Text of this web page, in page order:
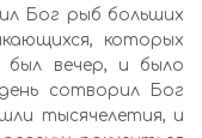
Бог рыб больших
которых
вечер, и было
сотворил Бог
тысячелетия, и